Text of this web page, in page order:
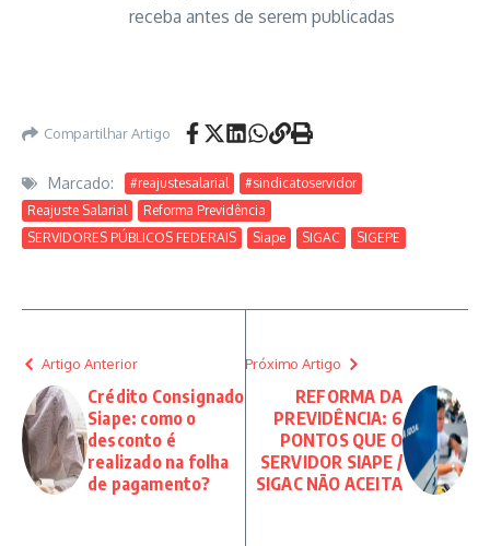
receba antes de serem publicadas
Compartilhar Artigo
Marcado: #reajustesalarial
#sindicatoservidor
Reajuste Salarial
Reforma Previdência
SERVIDORES PÚBLICOS FEDERAIS
Siape SIGAC SIGEPE
Artigo Anterior
Crédito Consignado
Siape: como o
desconto é
realizado na folha
de pagamento?
Próximo Artigo
REFORMA DA
PREVIDÊNCIA: 6
PONTOS QUE O
SERVIDOR SIAPE /
SIGAC NÃO ACEITA